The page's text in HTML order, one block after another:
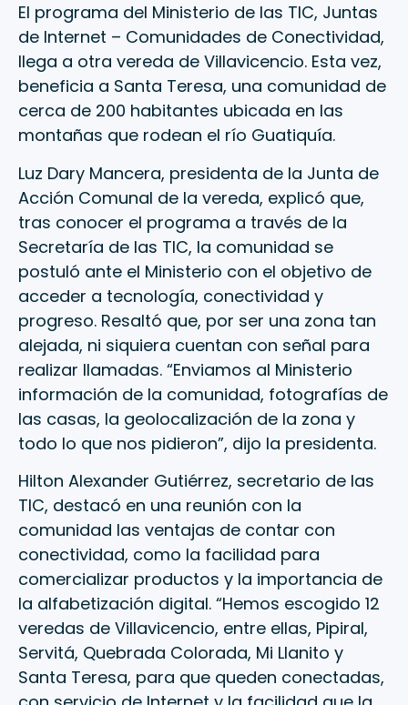
El programa del Ministerio de las TIC, Juntas
de Internet – Comunidades de Conectividad,
llega a otra vereda de Villavicencio. Esta vez,
beneficia a Santa Teresa, una comunidad de
cerca de 200 habitantes ubicada en las
montañas que rodean el río Guatiquía.
Luz Dary Mancera, presidenta de la Junta de
Acción Comunal de la vereda, explicó que,
tras conocer el programa a través de la
Secretaría de las TIC, la comunidad se
postuló ante el Ministerio con el objetivo de
acceder a tecnología, conectividad y
progreso. Resaltó que, por ser una zona tan
alejada, ni siquiera cuentan con señal para
realizar llamadas. “Enviamos al Ministerio
información de la comunidad, fotografías de
las casas, la geolocalización de la zona y
todo lo que nos pidieron”, dijo la presidenta.
Hilton Alexander Gutiérrez, secretario de las
TIC, destacó en una reunión con la
comunidad las ventajas de contar con
conectividad, como la facilidad para
comercializar productos y la importancia de
la alfabetización digital. “Hemos escogido 12
veredas de Villavicencio, entre ellas, Pipiral,
Servitá, Quebrada Colorada, Mi Llanito y
Santa Teresa, para que queden conectadas,